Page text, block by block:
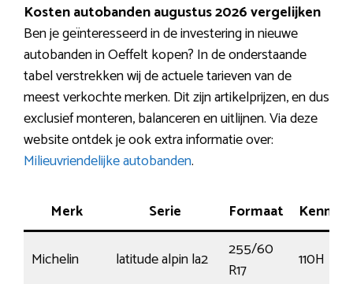
Kosten autobanden augustus 2026 vergelijken
Ben je geïnteresseerd in de investering in nieuwe
autobanden in Oeffelt kopen? In de onderstaande
tabel verstrekken wij de actuele tarieven van de
meest verkochte merken. Dit zijn artikelprijzen, en dus
exclusief monteren, balanceren en uitlijnen. Via deze
website ontdek je ook extra informatie over:
Milieuvriendelijke autobanden.
Merk Serie Formaat
Michelin latitude alpin la2
255/60
R17
110H